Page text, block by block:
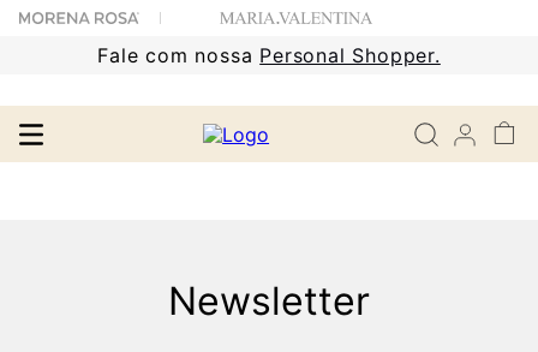
Fale com nossa Personal Shopper.
Newsletter